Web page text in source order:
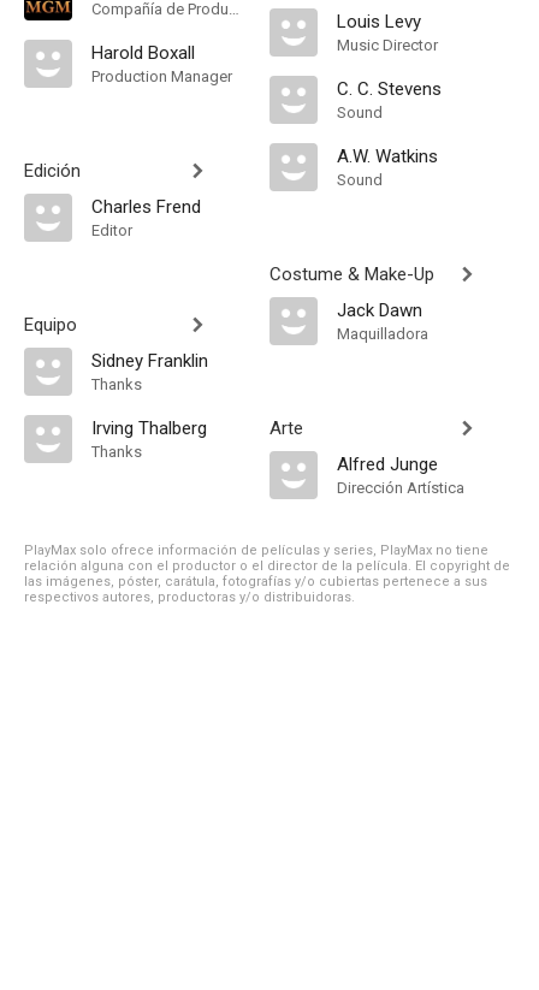
Compañía de Produccion
Harold Boxall
Production Manager
Edición
Charles Frend
Editor
Equipo
Sidney Franklin
Thanks
Irving Thalberg
Thanks
Louis Levy
Music Director
C. C. Stevens
Sound
A.W. Watkins
Sound
Costume & Make-Up
Jack Dawn
Maquilladora
Arte
Alfred Junge
Dirección Artística
PlayMax solo ofrece información de películas y series, PlayMax no tiene
relación alguna con el productor o el director de la película. El copyright de
las imágenes, póster, carátula, fotografías y/o cubiertas pertenece a sus
respectivos autores, productoras y/o distribuidoras.